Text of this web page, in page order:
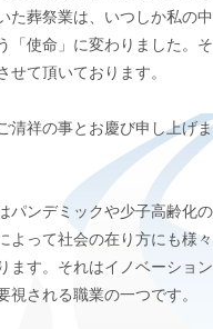
た葬祭業は、いつしか私の
「使命」に変わりました。
て頂いております。
祥の事とお慶び申し上げ
ンデミックや少子高齢化
よって社会の在り方にも様
ます。それはイノベーショ
される職業の一つです。